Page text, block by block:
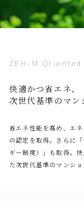
ZEH-M Oriented
快適かつ省エネ、
次世代基準のマン
省エネ性能を高め、エ
の認定を取得。 さらに
ギー制度）」も取得。
た次世代基準のマンショ